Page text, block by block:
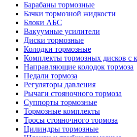
Барабаны тормозные
Бачки тормозной жидкости
Блоки АБС
Вакуумные усилители
Диски тормозные
Колодки тормозные
Комплекты тормозных дисков с
Направляющие колодок тормоза
Педали тормоза
Регуляторы давления
Рычаги стояночного тормоза
Суппорты тормозные
Тормозные комплекты
Тросы стояночного тормоза
Цилиндры тормозные